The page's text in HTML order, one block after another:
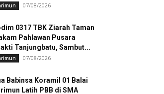
07/08/2026
0317 TBK Ziarah Taman
Pahlawan Pusara
Tanjungbatu, Sambut...
07/08/2026
Babinsa Koramil 01 Balai
Latih PBB di SMA